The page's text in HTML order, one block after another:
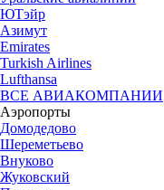
ЮТэйр
Азимут
Emirates
Turkish Airlines
Lufthansa
ВСЕ АВИАКОМПАНИИ
Аэропорты
Домодедово
Шереметьево
Внуково
Жуковский